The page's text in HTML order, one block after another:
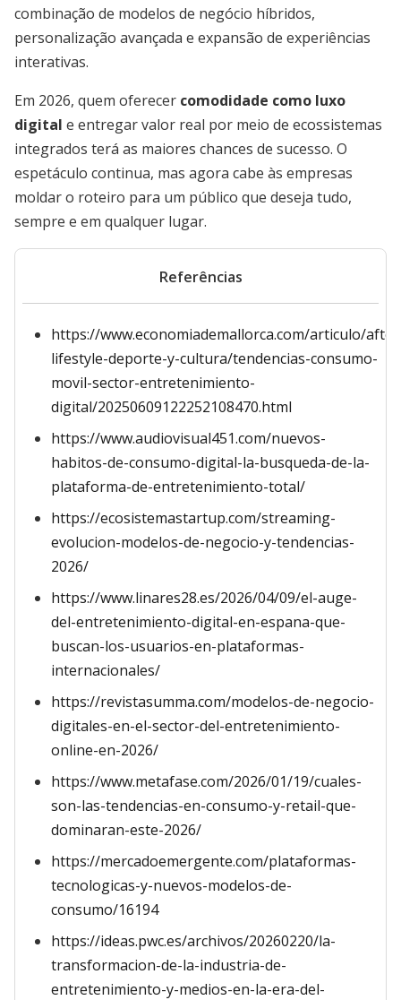
combinação de modelos de negócio híbridos,
personalização avançada e expansão de experiências
interativas.
Em 2026, quem oferecer comodidade como luxo
digital e entregar valor real por meio de ecossistemas
integrados terá as maiores chances de sucesso. O
espetáculo continua, mas agora cabe às empresas
moldar o roteiro para um público que deseja tudo,
sempre e em qualquer lugar.
Referências
https://www.economiademallorca.com/articulo/
lifestyle-deporte-y-cultura/tendencias-consumo-
movil-sector-entretenimiento-
digital/20250609122252108470.html
https://www.audiovisual451.com/nuevos-
habitos-de-consumo-digital-la-busqueda-de-la-
plataforma-de-entretenimiento-total/
https://ecosistemastartup.com/streaming-
evolucion-modelos-de-negocio-y-tendencias-
2026/
https://www.linares28.es/2026/04/09/el-auge-
del-entretenimiento-digital-en-espana-que-
buscan-los-usuarios-en-plataformas-
internacionales/
https://revistasumma.com/modelos-de-negocio-
digitales-en-el-sector-del-entretenimiento-
online-en-2026/
https://www.metafase.com/2026/01/19/cuales-
son-las-tendencias-en-consumo-y-retail-que-
dominaran-este-2026/
https://mercadoemergente.com/plataformas-
tecnologicas-y-nuevos-modelos-de-
consumo/16194
https://ideas.pwc.es/archivos/20260220/la-
transformacion-de-la-industria-de-
entretenimiento-y-medios-en-la-era-del-